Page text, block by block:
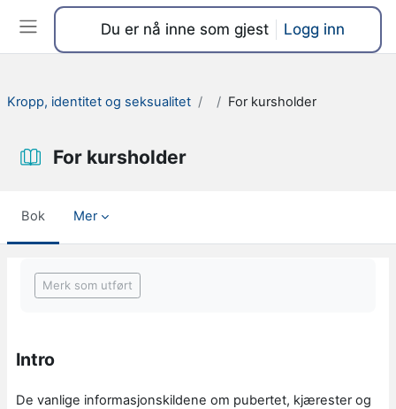
Gå til hovedinnhold
Sidepanel
Du er nå inne som gjest Logg inn
Kropp, identitet og seksualitet For kursholder
For kursholder
Bok Mer
Merk som utført
Intro
De vanlige informasjonskildene om pubertet, kjærester og